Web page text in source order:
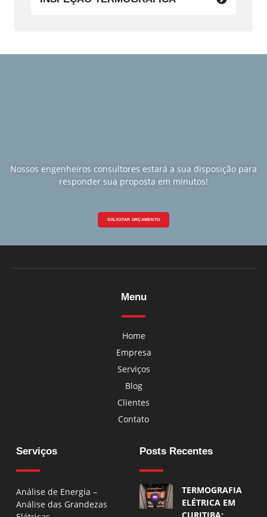
Nossos engenheiros consultores estará a sua disposição para
responder sua proposta em minutos!
SOLICITAR ORÇAMENTO
Menu
Home
Empresa
Serviços
Blog
Clientes
Contato
Serviços
Análise de Energia –
Análise das Grandezas
Posts Recentes
TERMOGRAFIA
ELÉTRICA EM